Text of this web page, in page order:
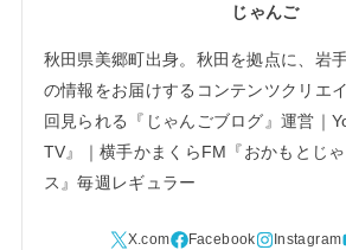
じゃんご
秋田県美郷町出身。秋田を拠点に、岩
の情報をお届けするコンテンツクリエ
回見られる『じゃんごブログ』運営｜
TV』｜横手かまくらFM『おかもとじ
ス』毎週レギュラー